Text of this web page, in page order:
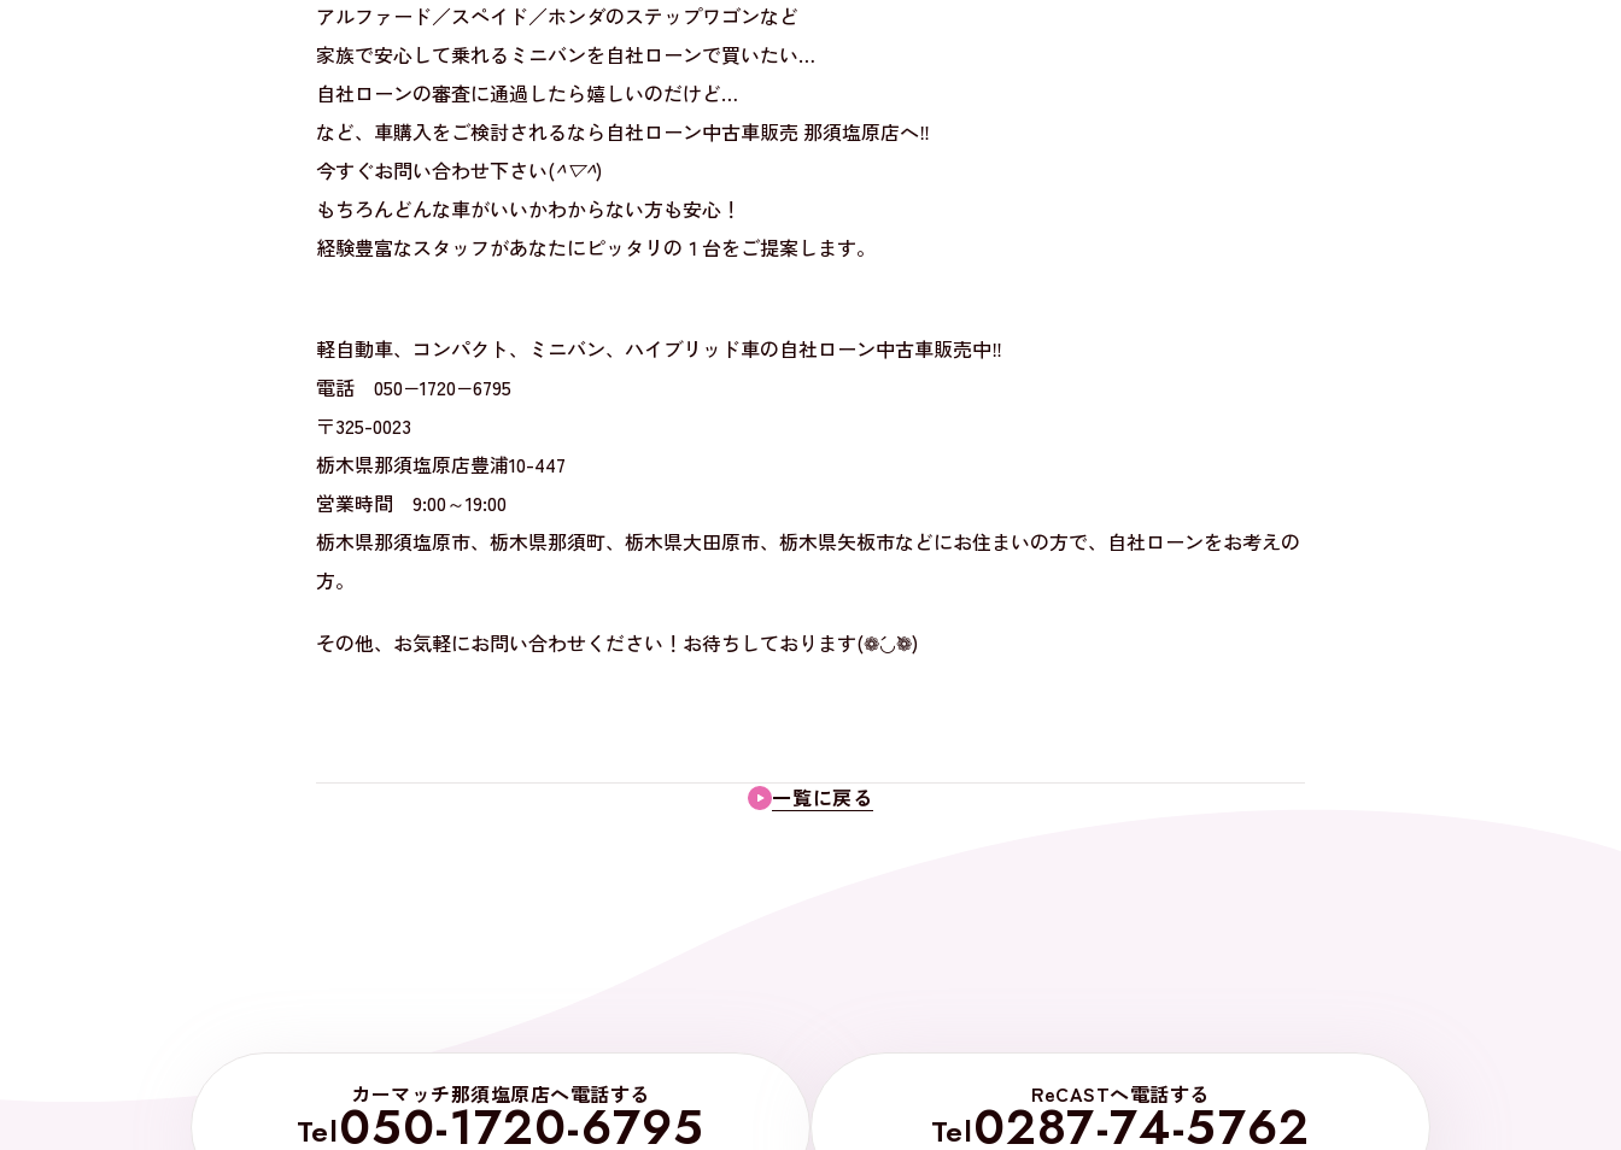
アルファード／スペイド／ホンダのステップワゴンなど
家族で安心して乗れるミニバンを自社ローンで買いたい…
自社ローンの審査に通過したら嬉しいのだけど…
など、車購入をご検討されるなら自社ローン中古車販売 那須塩原店へ‼
今すぐお問い合わせ下さい(^▽^)
もちろんどんな車がいいかわからない方も安心！
経験豊富なスタッフがあなたにピッタリの１台をご提案します。
軽自動車、コンパクト、ミニバン、ハイブリッド車の自社ローン中古車販売中‼
電話 050−1720−6795
〒325-0023
栃木県那須塩原店豊浦10-447
営業時間 9:00～19:00
栃木県那須塩原市、栃木県那須町、栃木県大田原市、栃木県矢板市などにお住まいの方で、自社ローンをお考えの
方。
その他、お気軽にお問い合わせください！お待ちしております(❁´◡`❁)
一覧に戻る
カーマッチ那須塩原店へ電話する
Tel050-1720-6795 ReCASTへ電話する
Tel0287-74-5762